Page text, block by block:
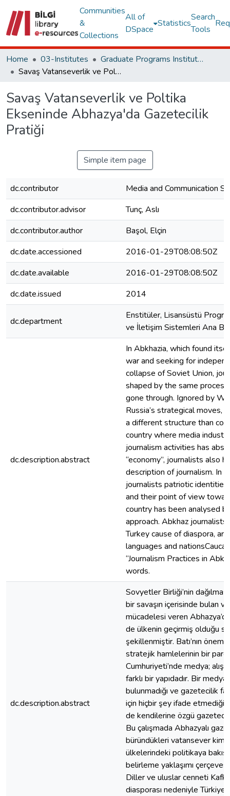
Communities
&
Collections
All of
DSpace
Statistics
Search
Tools
Home 03-Institutes
Graduate Programs Institute Thesis Collection
Savaş Vatanseverlik ve Poltika Ekseninde Abhazya'da Gazetecilik Pratiği
Savaş Vatanseverlik ve Poltika
Ekseninde Abhazya'da Gazetecilik
Pratiği
Simple item page
dc.contributor
Media and Communication
dc.contributor.advisor
Tunç, Aslı
dc.contributor.author
Başol, Elçin
dc.date.accessioned
2016-01-29T08:08:50Z
dc.date.available
2016-01-29T08:08:50Z
dc.date.issued
2014
dc.department
Enstitüler, Lisansüstü
ve İletişim Sistemleri Ana
dc.description.abstract
In Abkhazia, which found
war and seeking for
collapse of Soviet Union,
shaped by the same
gone through. Ignored by
Russia’s strategical moves,
a different structure than
country where media
journalism activities has
“economy”, journalists also
description of journalism. In
journalists patriotic
and their point of view
country has been analysed
approach. Abkhaz
Turkey cause of diaspora,
languages and
“Journalism Practices in
words.
dc.description.abstract
Sovyetler Birliği’nin
bir savaşın içerisinde bulan ve
mücadelesi veren
de ülkenin geçirmiş olduğu
şekillenmiştir. Batı’nın
stratejik hamlelerinin bir
Cumhuriyeti’nde medya;
farklı bir yapıdadır. Bir
bulunmadığı ve gazetecilik
için hiçbir şey ifade etmediği
de kendilerine özgü
Bu çalışmada Abhazyalı
büründükleri vatansever
ülkelerindeki politikaya bakış
belirleme yaklaşımı
Diller ve uluslar cenneti
diasporası nedeniyle